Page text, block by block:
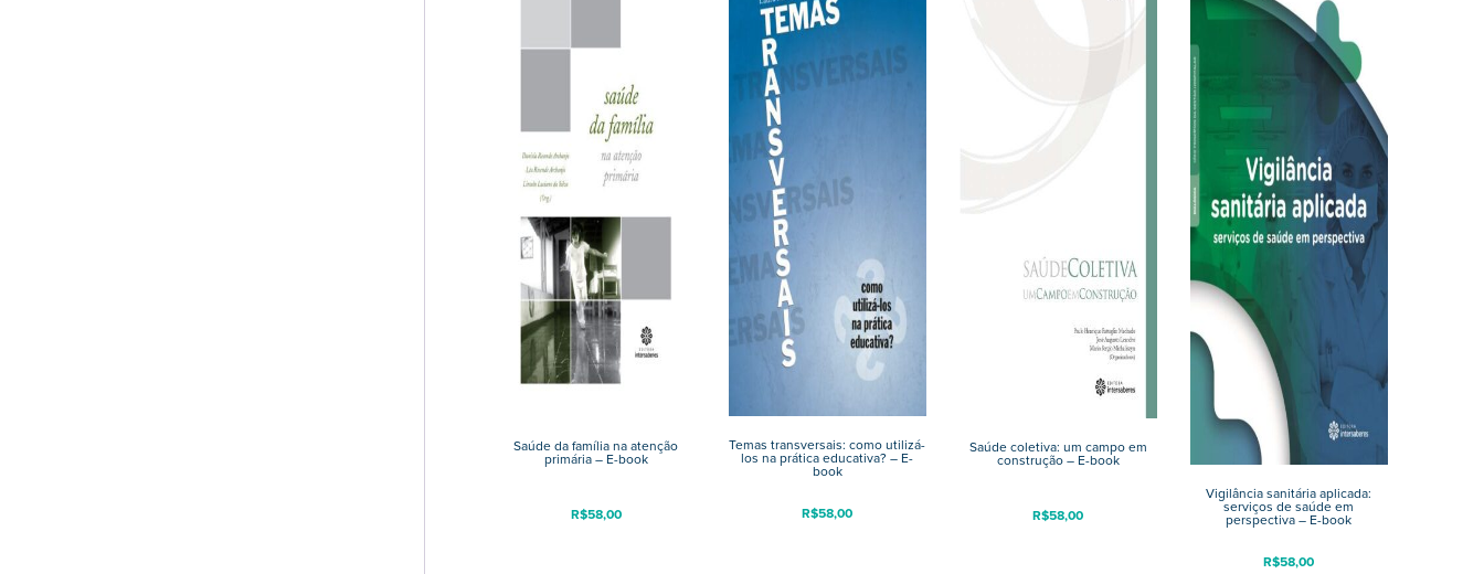
Saúde da família na atenção
primária – E-book
R$58,00
Temas transversais: como utilizá-
los na prática educativa? – E-
book
R$58,00
Saúde coletiva: um campo em
construção – E-book
R$58,00
Vigilância sanitária aplicada:
serviços de saúde em
perspectiva – E-book
R$58,00